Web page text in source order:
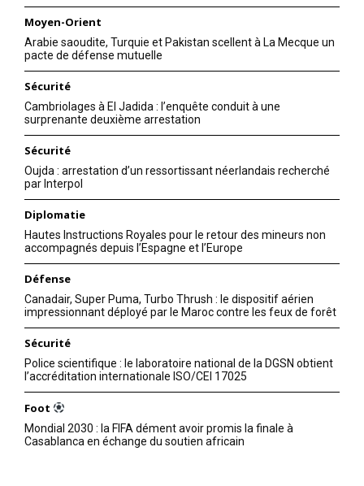
Moyen-Orient
Arabie saoudite, Turquie et Pakistan scellent à La Mecque un
pacte de défense mutuelle
Sécurité
Cambriolages à El Jadida : l’enquête conduit à une
surprenante deuxième arrestation
Sécurité
Oujda : arrestation d’un ressortissant néerlandais recherché
par Interpol
Diplomatie
Hautes Instructions Royales pour le retour des mineurs non
accompagnés depuis l’Espagne et l’Europe
Défense
Canadair, Super Puma, Turbo Thrush : le dispositif aérien
impressionnant déployé par le Maroc contre les feux de forêt
Sécurité
Police scientifique : le laboratoire national de la DGSN obtient
l’accréditation internationale ISO/CEI 17025
Foot
Mondial 2030 : la FIFA dément avoir promis la finale à
Casablanca en échange du soutien africain